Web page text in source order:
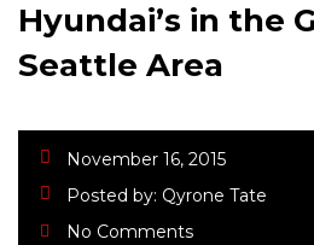
Hyundai’s in the
Seattle Area
November 16, 2015
Posted by: Qyrone Tate
No Comments